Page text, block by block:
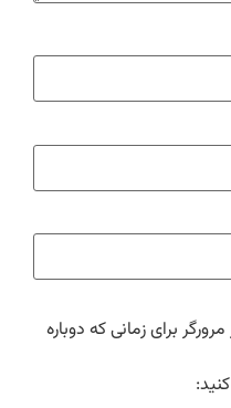
برای زمانی که دوباره